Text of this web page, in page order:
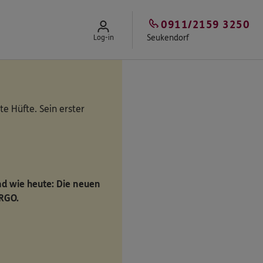
Log-in Seukendorf
0911/2159 3250
Hüfte. Sein erster
wie heute: Die neuen